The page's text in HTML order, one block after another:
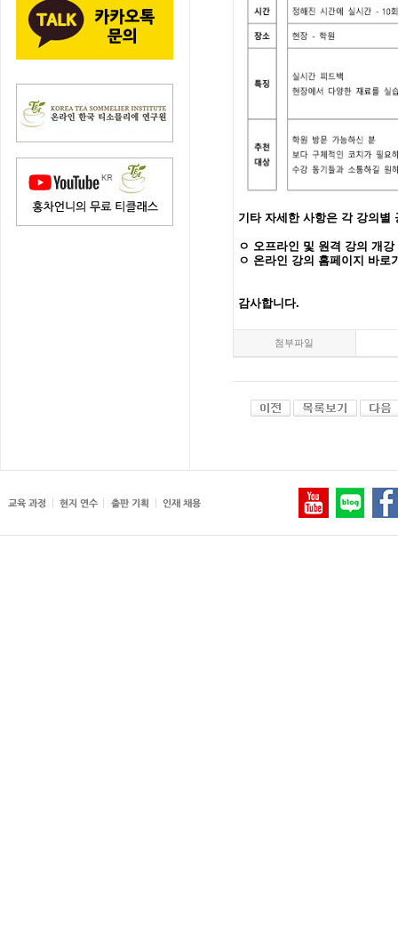
기타 자세한 사항은 각 강의별
ㅇ 오프라인 및 원격 강의 개강
ㅇ 온라인 강의 홈페이지 바로
감사합니다.
첨부파일